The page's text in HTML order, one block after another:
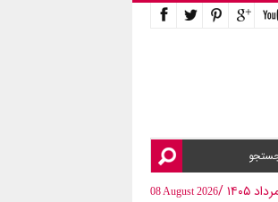
08 August 2026